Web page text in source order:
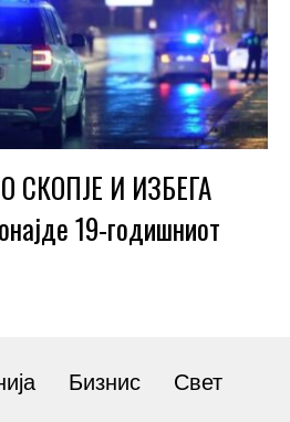
СКОПЈЕ И ИЗБЕГА
19-годишниот
Бизнис Свет